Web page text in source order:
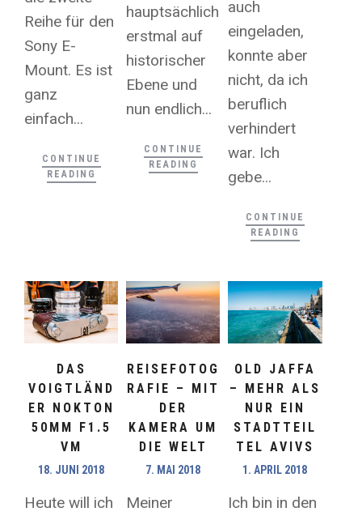
Reihe für den
Sony E-
Mount. Es ist
ganz
einfach...
CONTINUE
READING
hauptsächlich
erstmal auf
historischer
Ebene und
nun endlich...
CONTINUE
READING
auch
eingeladen,
konnte aber
nicht, da ich
beruflich
verhindert
war. Ich
gebe...
CONTINUE
READING
DAS
VOIGTLÄND
ER NOKTON
50MM F1.5
VM
18. JUNI 2018
Heute will ich
REISEFOTOG
RAFIE – MIT
DER
KAMERA UM
DIE WELT
7. MAI 2018
Meiner
OLD JAFFA
– MEHR ALS
NUR EIN
STADTTEIL
TEL AVIVS
1. APRIL 2018
Ich bin in den